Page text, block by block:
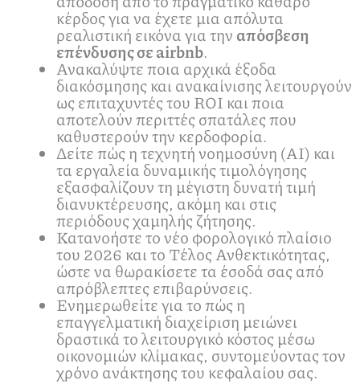
κέρδος για να έχετε μια απόλυτα
ρεαλιστική εικόνα για την απόσβεση
επένδυσης σε airbnb.
Ανακαλύψτε ποια αρχικά έξοδα
διακόσμησης και ανακαίνισης λειτουργούν
ως επιταχυντές του ROI και ποια
αποτελούν περιττές σπατάλες που
καθυστερούν την κερδοφορία.
Δείτε πώς η τεχνητή νοημοσύνη (AI) και
τα εργαλεία δυναμικής τιμολόγησης
εξασφαλίζουν τη μέγιστη δυνατή τιμή
διανυκτέρευσης, ακόμη και στις
περιόδους χαμηλής ζήτησης.
Κατανοήστε το νέο φορολογικό πλαίσιο
του 2026 και το Τέλος Ανθεκτικότητας,
ώστε να θωρακίσετε τα έσοδά σας από
απρόβλεπτες επιβαρύνσεις.
Ενημερωθείτε για το πώς η
επαγγελματική διαχείριση μειώνει
δραστικά το λειτουργικό κόστος μέσω
οικονομιών κλίμακας, συντομεύοντας τον
χρόνο ανάκτησης του κεφαλαίου σας.